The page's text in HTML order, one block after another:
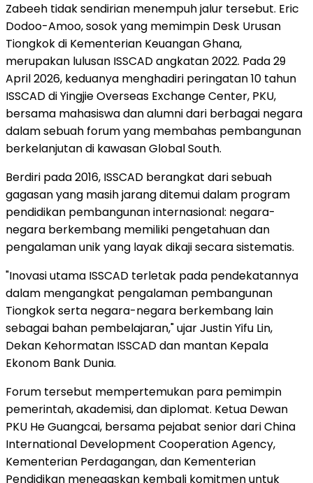
Zabeeh tidak sendirian menempuh jalur tersebut. Eric
Dodoo-Amoo, sosok yang memimpin Desk Urusan
Tiongkok di Kementerian Keuangan Ghana,
merupakan lulusan ISSCAD angkatan 2022. Pada 29
April 2026, keduanya menghadiri peringatan 10 tahun
ISSCAD di Yingjie Overseas Exchange Center, PKU,
bersama mahasiswa dan alumni dari berbagai negara
dalam sebuah forum yang membahas pembangunan
berkelanjutan di kawasan Global South.
Berdiri pada 2016, ISSCAD berangkat dari sebuah
gagasan yang masih jarang ditemui dalam program
pendidikan pembangunan internasional: negara-
negara berkembang memiliki pengetahuan dan
pengalaman unik yang layak dikaji secara sistematis.
"Inovasi utama ISSCAD terletak pada pendekatannya
dalam mengangkat pengalaman pembangunan
Tiongkok serta negara-negara berkembang lain
sebagai bahan pembelajaran," ujar Justin Yifu Lin,
Dekan Kehormatan ISSCAD dan mantan Kepala
Ekonom Bank Dunia.
Forum tersebut mempertemukan para pemimpin
pemerintah, akademisi, dan diplomat. Ketua Dewan
PKU He Guangcai, bersama pejabat senior dari China
International Development Cooperation Agency,
Kementerian Perdagangan, dan Kementerian
Pendidikan menegaskan kembali komitmen untuk